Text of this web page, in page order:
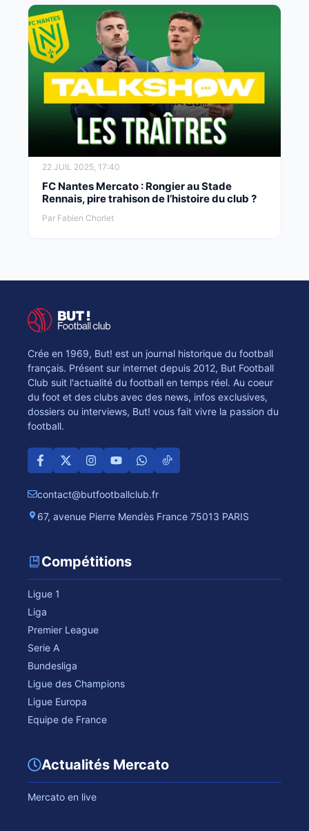
22 JUIL 2025, 17:40
FC Nantes Mercato : Rongier au Stade
Rennais, pire trahison de l’histoire du club ?
Par Fabien Chorlet
Crée en 1969, But! est un journal historique du football
français. Présent sur internet depuis 2012, But Football
Club suit l'actualité du football en temps réel. Au coeur
du foot et des clubs avec des news, infos exclusives,
dossiers ou interviews, But! vous fait vivre la passion du
football.
contact@butfootballclub.fr
67, avenue Pierre Mendès France 75013 PARIS
Compétitions
Ligue 1
Liga
Premier League
Serie A
Bundesliga
Ligue des Champions
Ligue Europa
Equipe de France
Actualités Mercato
Mercato en live